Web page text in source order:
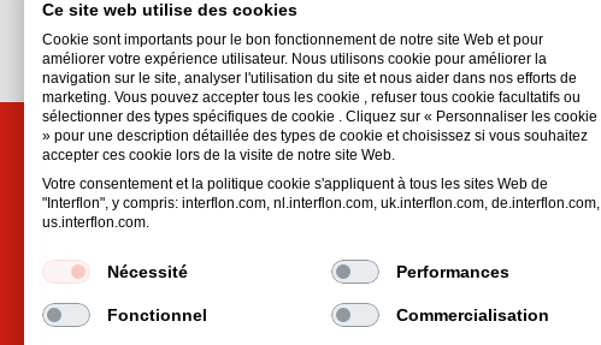
Interflon France
9 rue Hubert Reeves, Zone Ecoparc
57140
Email:france@interflon.com
Phone:+33 3 87 34 73 95
Ce site web utilise des cookies
Cookie sont importants pour le bon fonctionnement de notre site Web et pour
améliorer votre expérience utilisateur. Nous utilisons cookie pour améliorer la
navigation sur le site, analyser l'utilisation du site et nous aider dans nos efforts de
marketing. Vous pouvez accepter tous les cookie , refuser tous cookie facultatifs ou
sélectionner des types spécifiques de cookie . Cliquez sur « Personnaliser les cookie
» pour une description détaillée des types de cookie et choisissez si vous souhaitez
accepter ces cookie lors de la visite de notre site Web.
Votre consentement et la politique cookie s'appliquent à tous les sites Web de
"Interflon", y compris: interflon.com, nl.interflon.com, uk.interflon.com, de.interflon.com,
us.interflon.com.
Nécessité Performances
Fonctionnel Commercialisation